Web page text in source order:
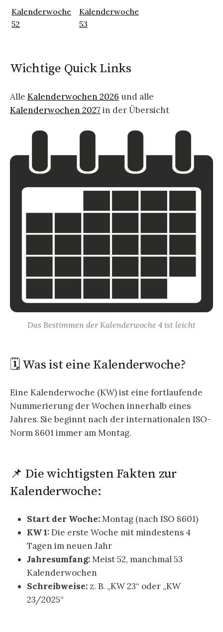
Kalenderwoche
52
Kalenderwoche
53
Wichtige Quick Links
Alle Kalenderwochen 2026 und alle
Kalenderwochen 2027 in der Übersicht
Das Bestimmen der Kalenderwoche 4 ist leicht
🗓️ Was ist eine Kalenderwoche?
Eine Kalenderwoche (KW) ist eine fortlaufende
Nummerierung der Wochen innerhalb eines
Jahres. Sie beginnt nach der internationalen ISO-
Norm 8601 immer am Montag.
📌 Die wichtigsten Fakten zur
Kalenderwoche:
Start der Woche:Montag (nach ISO 8601)
KW 1:Die erste Woche mit mindestens 4
Tagen im neuen Jahr
Jahresumfang:Meist 52, manchmal 53
Kalenderwochen
Schreibweise: z. B. „KW 23“ oder „KW
23/2025“